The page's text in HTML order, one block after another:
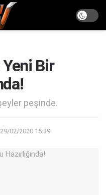
Bir
peşinde.
29/02/2020 15:39